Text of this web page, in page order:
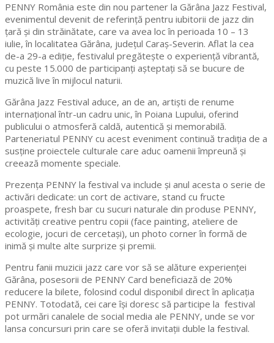
PENNY România este din nou partener la Gărâna Jazz Festival,
evenimentul devenit de referință pentru iubitorii de jazz din
țară și din străinătate, care va avea loc în perioada 10 – 13
iulie, în localitatea Gărâna, județul Caraș-Severin. Aflat la cea
de-a 29-a ediție, festivalul pregătește o experiență vibrantă,
cu peste 15.000 de participanți așteptați să se bucure de
muzică live în mijlocul naturii.
Gărâna Jazz Festival aduce, an de an, artiști de renume
internațional într-un cadru unic, în Poiana Lupului, oferind
publicului o atmosferă caldă, autentică și memorabilă.
Parteneriatul PENNY cu acest eveniment continuă tradiția de a
susține proiectele culturale care aduc oamenii împreună și
creează momente speciale.
Prezența PENNY la festival va include și anul acesta o serie de
activări dedicate: un cort de activare, stand cu fructe
proaspete, fresh bar cu sucuri naturale din produse PENNY,
activități creative pentru copii (face painting, ateliere de
ecologie, jocuri de cercetași), un photo corner în formă de
inimă și multe alte surprize și premii.
Pentru fanii muzicii jazz care vor să se alăture experienței
Gărâna, posesorii de PENNY Card beneficiază de 20%
reducere la bilete, folosind codul disponibil direct în aplicația
PENNY. Totodată, cei care își doresc să participe la festival
pot urmări canalele de social media ale PENNY, unde se vor
lansa concursuri prin care se oferă invitații duble la festival.